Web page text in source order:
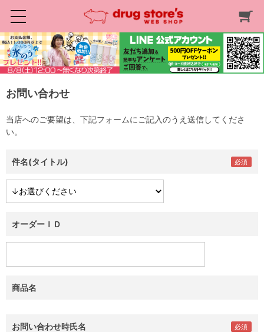
お問い合わせ
当店へのご要望は、下記フォームにご記入のうえ送信してくださ
い。
件名(タイトル)
オーダーＩＤ
商品名
お問い合わせ時氏名